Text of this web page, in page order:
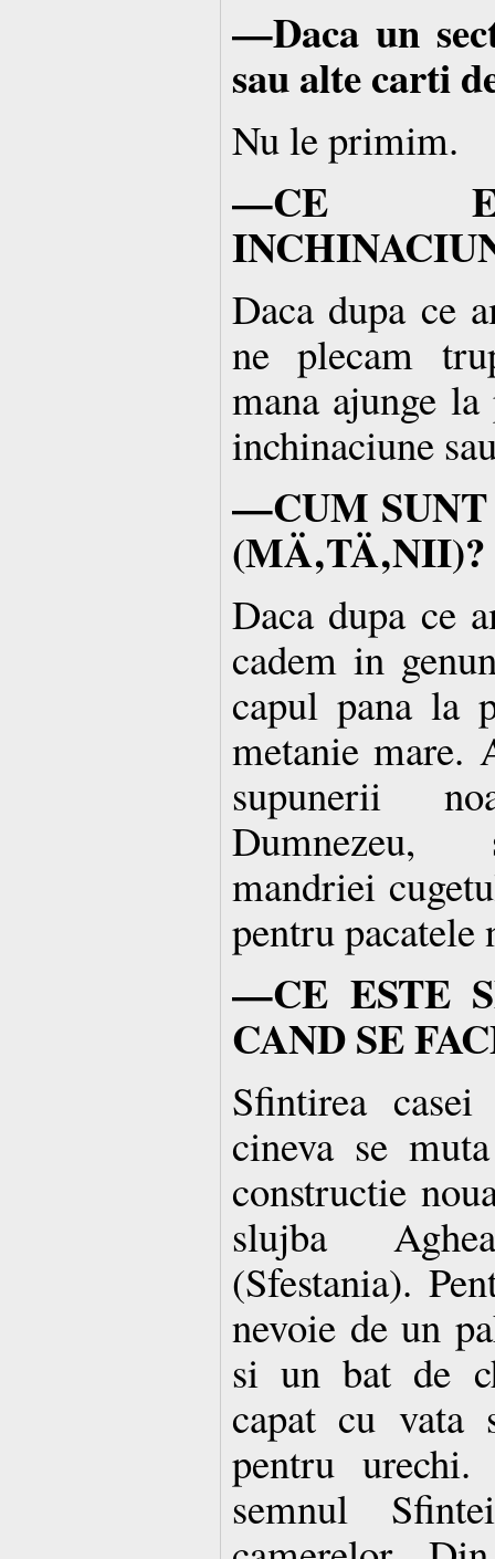
—Daca un
sau alte carti
Nu le primim.
—CE
Daca dupa ce
ne plecam
mana ajunge
inchinaciune
—CUM
(MÄ‚TÄ‚NII)?
Daca dupa ce
cadem in
capul pana la
metanie mare.
supunerii
Dumnezeu,
mandriei
pentru pacatele
—CE ESTE
CAND SE
Sfintirea
cineva se
constructie
slujba
(Sfestania).
nevoie de un
si un bat de
capat cu vata
pentru
semnul